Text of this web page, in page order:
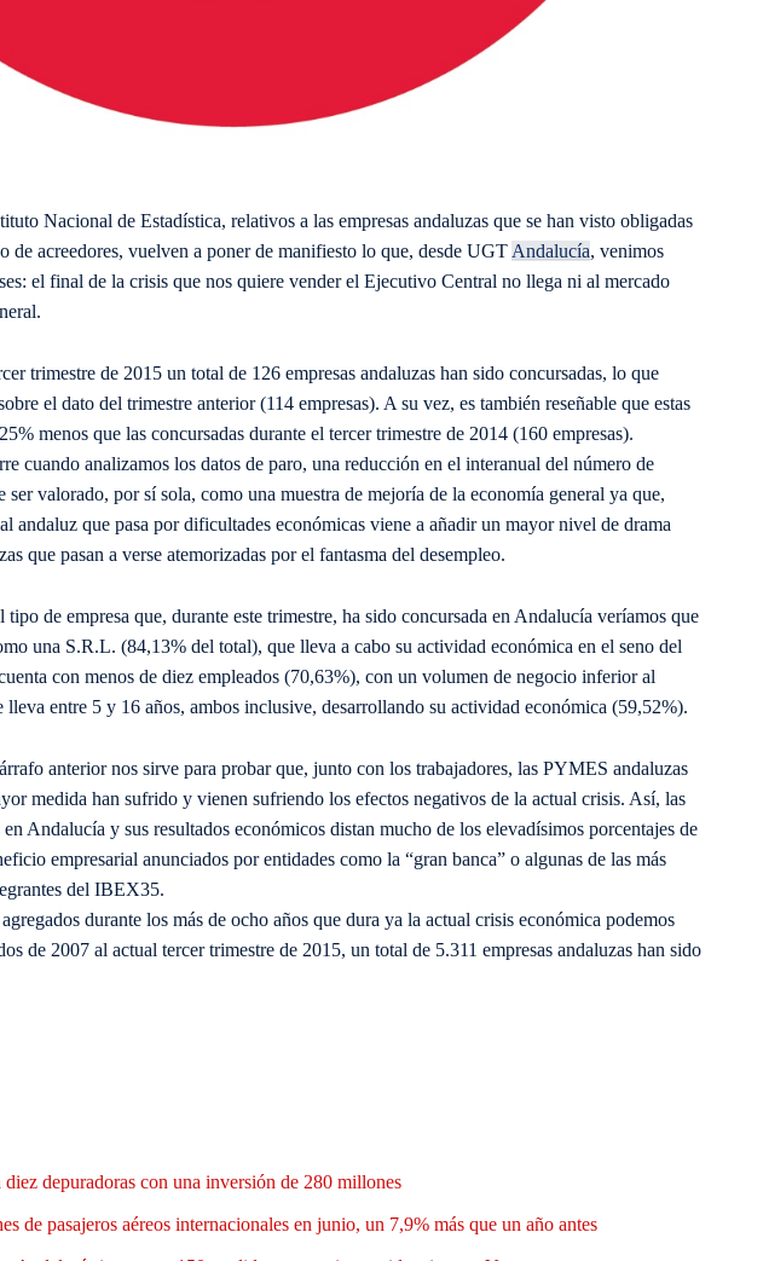
Nacional de Estadística, relativos a las empresas andaluzas que se han visto obligadas
de acreedores, vuelven a poner de manifiesto lo que, desde UGT Andalucía, venimos
el final de la crisis que nos quiere vender el Ejecutivo Central no llega ni al mercado
trimestre de 2015 un total de 126 empresas andaluzas han sido concursadas, lo que
el dato del trimestre anterior (114 empresas). A su vez, es también reseñable que estas
menos que las concursadas durante el tercer trimestre de 2014 (160 empresas).
cuando analizamos los datos de paro, una reducción en el interanual del número de
ser valorado, por sí sola, como una muestra de mejoría de la economía general ya que,
andaluz que pasa por dificultades económicas viene a añadir un mayor nivel de drama
que pasan a verse atemorizadas por el fantasma del desempleo.
de empresa que, durante este trimestre, ha sido concursada en Andalucía veríamos que
una S.R.L. (84,13% del total), que lleva a cabo su actividad económica en el seno del
con menos de diez empleados (70,63%), con un volumen de negocio inferior al
entre 5 y 16 años, ambos inclusive, desarrollando su actividad económica (59,52%).
anterior nos sirve para probar que, junto con los trabajadores, las PYMES andaluzas
medida han sufrido y vienen sufriendo los efectos negativos de la actual crisis. Así, las
en Andalucía y sus resultados económicos distan mucho de los elevadísimos porcentajes de
empresarial anunciados por entidades como la “gran banca” o algunas de las más
del IBEX35.
durante los más de ocho años que dura ya la actual crisis económica podemos
de 2007 al actual tercer trimestre de 2015, un total de 5.311 empresas andaluzas han sido
depuradoras con una inversión de 280 millones
de pasajeros aéreos internacionales en junio, un 7,9% más que un año antes